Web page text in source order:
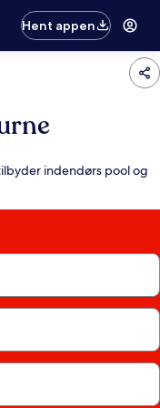
Hent appen
indendørs pool og